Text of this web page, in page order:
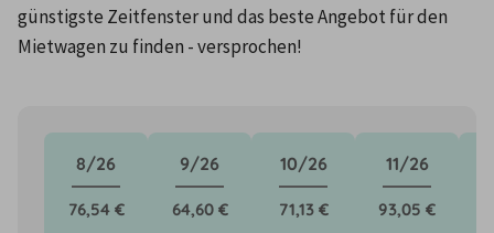
günstigste Zeitfenster und das beste Angebot für den
Mietwagen zu finden - versprochen!
8/26
76,54 €
9/26
64,60 €
10/26
71,13 €
11/26
93,05 €